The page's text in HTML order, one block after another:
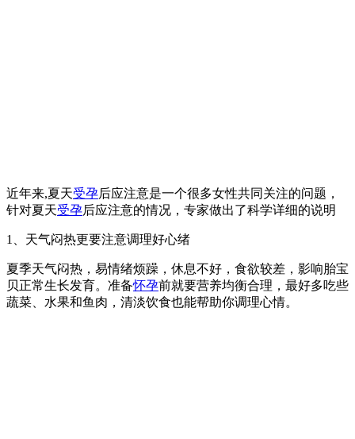
近年来,夏天受孕后应注意是一个很多女性共同关注的问题，
针对夏天受孕后应注意的情况，专家做出了科学详细的说明
1、天气闷热更要注意调理好心绪
夏季天气闷热，易情绪烦躁，休息不好，食欲较差，影响胎宝
贝正常生长发育。准备怀孕前就要营养均衡合理，最好多吃些
蔬菜、水果和鱼肉，清淡饮食也能帮助你调理心情。